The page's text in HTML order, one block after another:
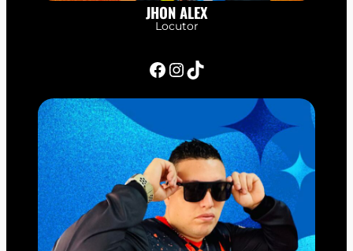
JHON ALEX
Locutor
Facebook InstagramTikTok